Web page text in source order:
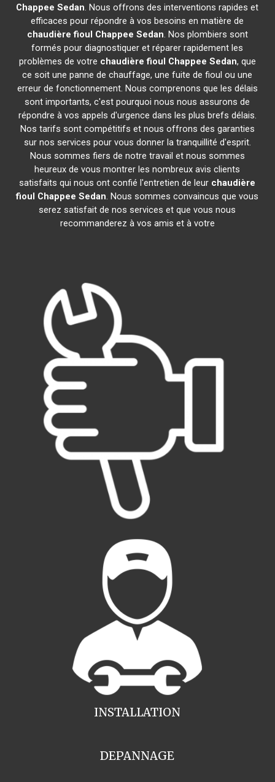
Chappee Sedan. Nous offrons des interventions rapides et
efficaces pour répondre à vos besoins en matière de
chaudière fioul Chappee Sedan. Nos plombiers sont
formés pour diagnostiquer et réparer rapidement les
problèmes de votre chaudière fioul Chappee Sedan, que
ce soit une panne de chauffage, une fuite de fioul ou une
erreur de fonctionnement. Nous comprenons que les délais
sont importants, c'est pourquoi nous nous assurons de
répondre à vos appels d'urgence dans les plus brefs délais.
Nos tarifs sont compétitifs et nous offrons des garanties
sur nos services pour vous donner la tranquillité d'esprit.
Nous sommes fiers de notre travail et nous sommes
heureux de vous montrer les nombreux avis clients
satisfaits qui nous ont confié l'entretien de leur chaudière
fioul Chappee Sedan. Nous sommes convaincus que vous
serez satisfait de nos services et que vous nous
recommanderez à vos amis et à votre
INSTALLATION
DEPANNAGE